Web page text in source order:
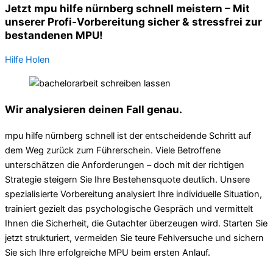
Jetzt mpu hilfe nürnberg schnell meistern – Mit
unserer Profi-Vorbereitung sicher & stressfrei zur
bestandenen MPU!
Hilfe Holen
Wir analysieren deinen Fall genau.
mpu hilfe nürnberg schnell ist der entscheidende Schritt auf
dem Weg zurück zum Führerschein. Viele Betroffene
unterschätzen die Anforderungen – doch mit der richtigen
Strategie steigern Sie Ihre Bestehensquote deutlich. Unsere
spezialisierte Vorbereitung analysiert Ihre individuelle Situation,
trainiert gezielt das psychologische Gespräch und vermittelt
Ihnen die Sicherheit, die Gutachter überzeugen wird. Starten Sie
jetzt strukturiert, vermeiden Sie teure Fehlversuche und sichern
Sie sich Ihre erfolgreiche MPU beim ersten Anlauf.